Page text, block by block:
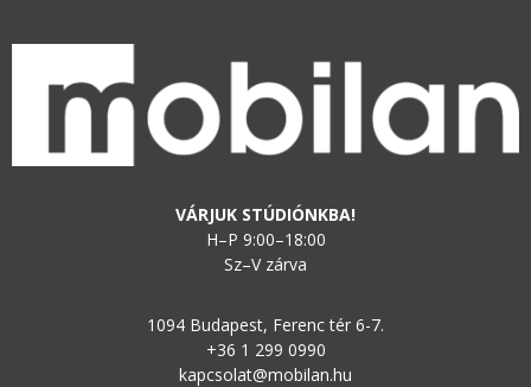
VÁRJUK STÚDIÓNKBA!
H–P 9:00–18:00
Sz–V zárva
1094 Budapest, Ferenc tér 6-7.
+36 1 299 0990
kapcsolat@mobilan.hu